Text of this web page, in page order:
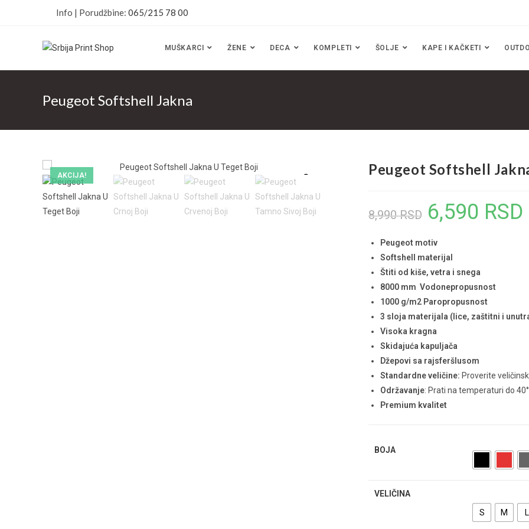
Info | Porudžbine: 065/215 78 00
MUŠKARCI ŽENE DECA KOMPLETI ŠOLJE KAPE I KAČKETI
Peugeot Softshell Jakna
AKCIJA! Peugeot Softshell
8,990RSD 6,590 RSD
Peugeot motiv
Softshell materijal
Štiti od kiše, vetra i snega
8000 mm Vodonepropusnost
1000 g/m2 Paropropusnost
3 sloja materijala (lice, zaštitni i
Visoka kragna
Skidajuća kapuljača
Džepovi sa rajsferšlusom
Standardne veličine: Proverite
Održavanje: Prati na temperaturi do
Premium kvalitet
BOJA
VELIČINA
S
M L